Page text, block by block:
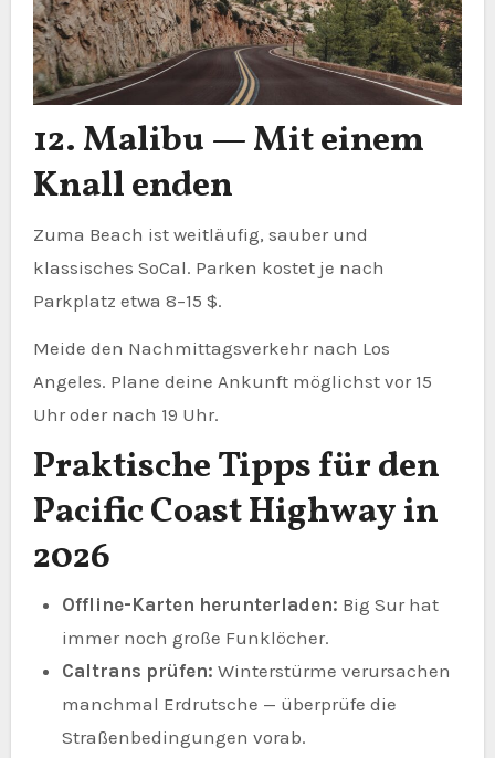
12. Malibu — Mit einem
Knall enden
Zuma Beach ist weitläufig, sauber und
klassisches SoCal. Parken kostet je nach
Parkplatz etwa 8–15 $.
Meide den Nachmittagsverkehr nach Los
Angeles. Plane deine Ankunft möglichst vor 15
Uhr oder nach 19 Uhr.
Praktische Tipps für den
Pacific Coast Highway in
2026
Offline-Karten herunterladen: Big Sur hat
immer noch große Funklöcher.
Caltrans prüfen: Winterstürme verursachen
manchmal Erdrutsche — überprüfe die
Straßenbedingungen vorab.